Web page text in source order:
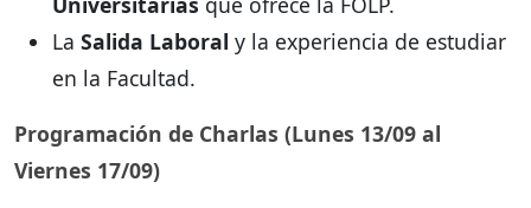
La Salida Laboral y la experiencia de estudiar
en la Facultad.
Programación de Charlas (Lunes 13/09 al
Viernes 17/09)